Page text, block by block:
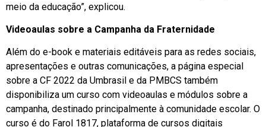
meio da educação”, explicou.
Videoaulas sobre a Campanha da Fraternidade
Além do e-book e materiais editáveis para as redes sociais,
apresentações e outras comunicações, a página especial
sobre a CF 2022 da Umbrasil e da PMBCS também
disponibiliza um curso com videoaulas e módulos sobre a
campanha, destinado principalmente à comunidade escolar. O
curso é do Farol 1817, plataforma de cursos digitais